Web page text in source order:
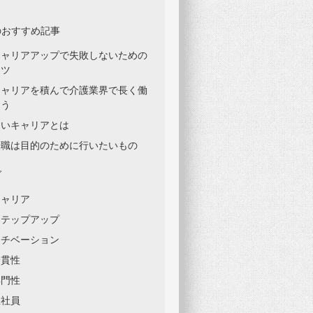
すすめ記事
リアアップで失敗しないための
リアを積んで介護業界で長く働
キャリアとは
は目的のために行いたいもの
リア
ップアップ
ベーション
性
性
員